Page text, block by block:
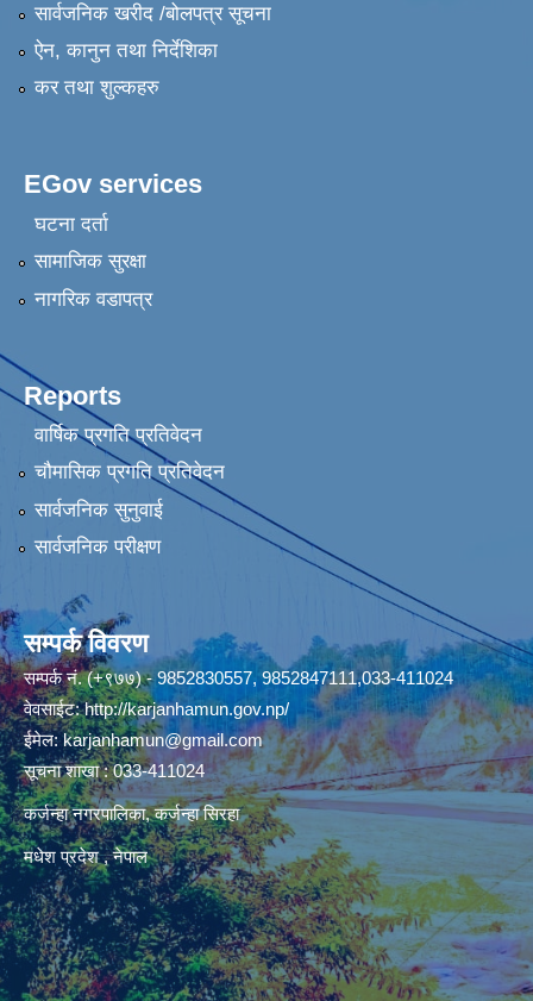
सार्वजनिक खरीद /बोलपत्र सूचना
ऐन, कानुन तथा निर्देशिका
कर तथा शुल्कहरु
EGov services
घटना दर्ता
सामाजिक सुरक्षा
नागरिक वडापत्र
Reports
वार्षिक प्रगति प्रतिवेदन
चौमासिक प्रगति प्रतिवेदन
सार्वजनिक सुनुवाई
सार्वजनिक परीक्षण
सम्पर्क विवरण
सम्पर्क नं. (+९७७) - 9852830557, 9852847111,033-411024
वेवसाईट:http://karjanhamun.gov.np/
ईमेल:karjanhamun@gmail.com
सूचना शाखा : 033-411024
कर्जन्हा नगरपालिका, कर्जन्हा सिरहा
मधेश प्रदेश , नेपाल